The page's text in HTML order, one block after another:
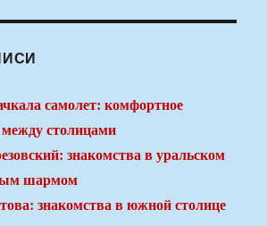
самолет: комфортное
столицами
знакомства в уральском
шармом
знакомства в южной столице